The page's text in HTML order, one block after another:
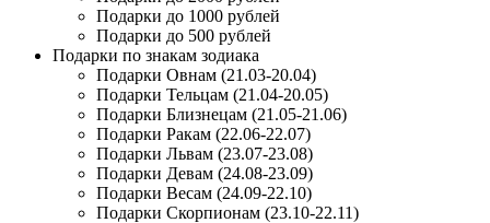
Подарки до 1000 рублей
Подарки до 500 рублей
Подарки по знакам зодиака
Подарки Овнам (21.03-20.04)
Подарки Тельцам (21.04-20.05)
Подарки Близнецам (21.05-21.06)
Подарки Ракам (22.06-22.07)
Подарки Львам (23.07-23.08)
Подарки Девам (24.08-23.09)
Подарки Весам (24.09-22.10)
Подарки Скорпионам (23.10-22.11)